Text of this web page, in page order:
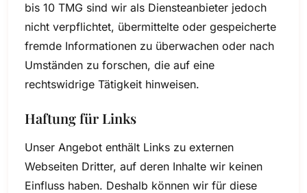
bis 10 TMG sind wir als Diensteanbieter jedoch
nicht verpflichtet, übermittelte oder gespeicherte
fremde Informationen zu überwachen oder nach
Umständen zu forschen, die auf eine
rechtswidrige Tätigkeit hinweisen.
Haftung für Links
Unser Angebot enthält Links zu externen
Webseiten Dritter, auf deren Inhalte wir keinen
Einfluss haben. Deshalb können wir für diese